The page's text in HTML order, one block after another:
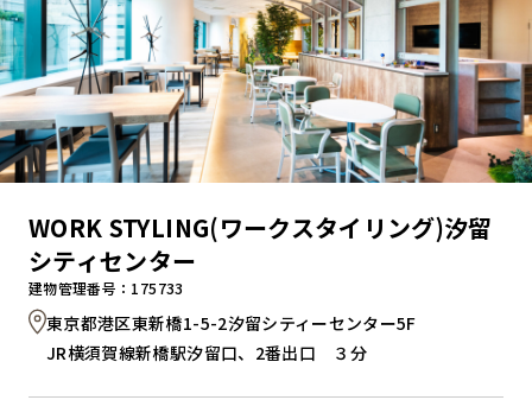
WORK STYLING(ワークスタイリング)汐留
シティセンター
建物管理番号：175733
東京都港区東新橋1-5-2汐留シティーセンター5F
JR横須賀線新橋駅汐留口、2番出口 ３分